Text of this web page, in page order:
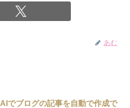
あむ
AIでブログの記事を自動で作成で